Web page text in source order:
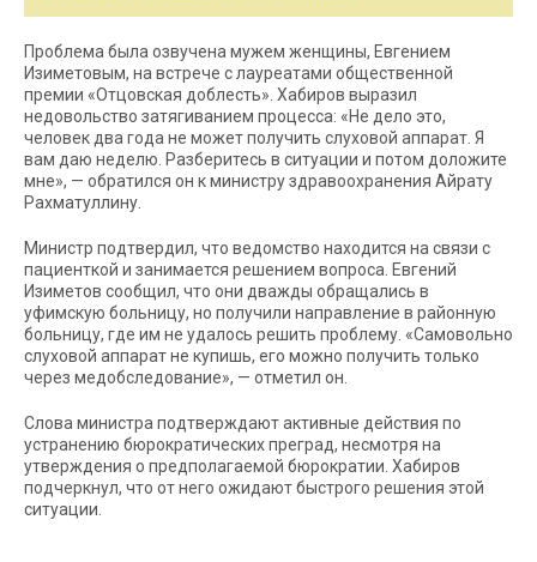
Проблема была озвучена мужем женщины, Евгением
Изиметовым, на встрече с лауреатами общественной
премии «Отцовская доблесть». Хабиров выразил
недовольство затягиванием процесса: «Не дело это,
человек два года не может получить слуховой аппарат. Я
вам даю неделю. Разберитесь в ситуации и потом доложите
мне», — обратился он к министру здравоохранения Айрату
Рахматуллину.
Министр подтвердил, что ведомство находится на связи с
пациенткой и занимается решением вопроса. Евгений
Изиметов сообщил, что они дважды обращались в
уфимскую больницу, но получили направление в районную
больницу, где им не удалось решить проблему. «Самовольно
слуховой аппарат не купишь, его можно получить только
через медобследование», — отметил он.
Слова министра подтверждают активные действия по
устранению бюрократических преград, несмотря на
утверждения о предполагаемой бюрократии. Хабиров
подчеркнул, что от него ожидают быстрого решения этой
ситуации.